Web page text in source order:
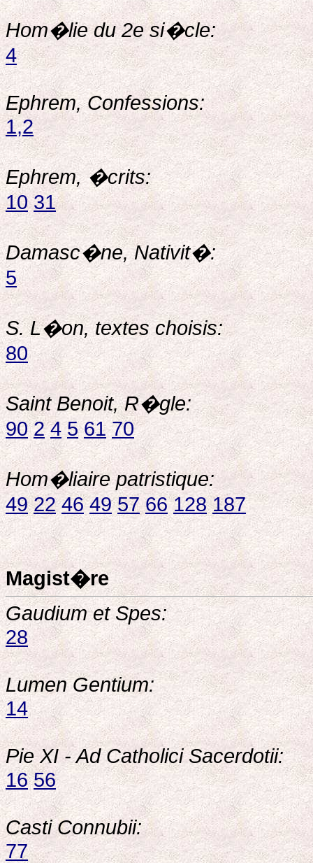
Hom�lie du 2e si�cle:
4
Ephrem, Confessions:
1,2
Ephrem, �crits:
10 31
Damasc�ne, Nativit�:
5
S. L�on, textes choisis:
80
Saint Benoit, R�gle:
90 2 4 5 61 70
Hom�liaire patristique:
49 22 46 49 57 66 128 187
Magist�re
Gaudium et Spes:
28
Lumen Gentium:
14
Pie XI - Ad Catholici Sacerdotii:
16 56
Casti Connubii:
77